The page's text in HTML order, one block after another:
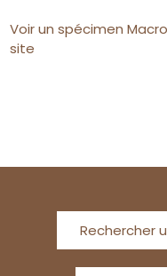
Voir un spécimen
site
Rechercher